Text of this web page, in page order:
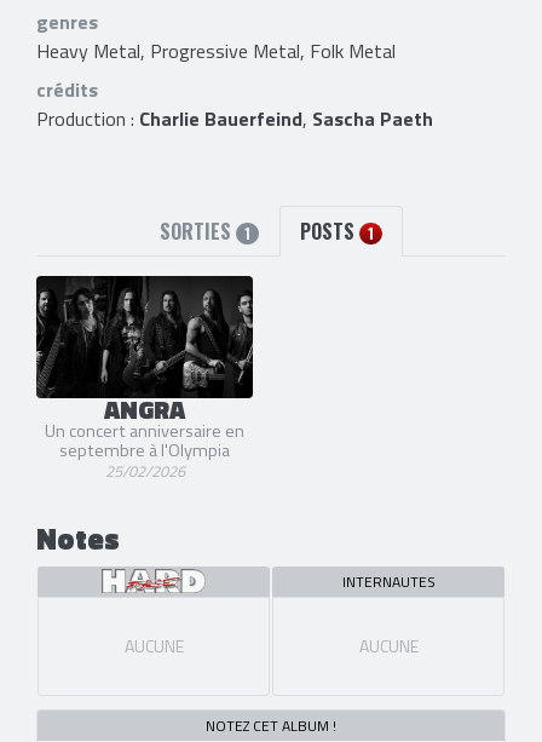
genres
Heavy Metal, Progressive Metal, Folk Metal
crédits
Production : Charlie Bauerfeind, Sascha Paeth
SORTIES 1 POSTS 1
ANGRA
Un concert anniversaire en
septembre à l'Olympia
25/02/2026
Notes
AUCUNE
INTERNAUTES
AUCUNE
NOTEZ CET ALBUM !